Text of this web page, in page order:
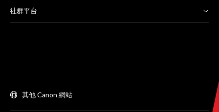
社群平台
其他 Canon 網站